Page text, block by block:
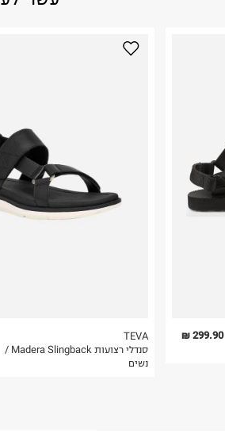
TEVA
סנדלי רצועות Madera Slingback /
נשים
299.90 ₪